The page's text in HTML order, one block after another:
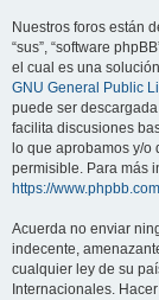
Nuestros foros están
“sus”, “software
el cual es una
GNU General Public
puede ser
facilita discusiones
lo que aprobamos y/
permisible. Para más
https://
Acuerda no enviar
indecente,
cualquier ley de su
Internacionales.